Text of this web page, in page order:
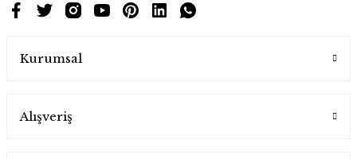
Kurumsal
Alışveriş